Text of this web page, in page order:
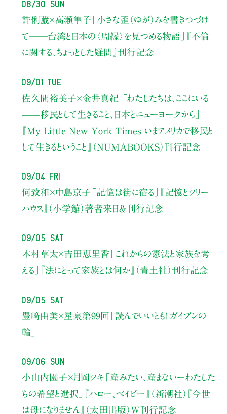
08/30 Sun
許俐葳×高瀬隼子 「小さな歪（ゆが）みを書きつづけ
て――台湾と日本の〈周縁〉を見つめる物語」
『不倫
に関する、ちょっとした疑問』刊行記念
09/01 Tue
佐久間裕美子×金井真紀 「わたしたちは、ここにいる
——移民として生きること、日本とニューヨークから」
『My Little New York Times いまアメリカで移民と
して生きるということ』（NUMABOOKS）刊行記念
09/04 Fri
何致和×中島京子 「記憶は街に宿る」
『記憶とツリー
ハウス』（小学館）著者来日＆刊行記念
09/05 Sat
木村草太×吉田恵里香 「これからの憲法と家族を考
える」
『法にとって家族とは何か』（青土社）刊行記念
09/05 Sat
豊﨑由美×星泉 第99回「読んでいいとも！ ガイブンの
輪」
09/06 Sun
小山内園子×月岡ツキ 「産みたい、産まないーわたした
ちの希望と選択」
『ハロー、ベイビー』（新潮社） 『今世
は母になりません』（太田出版）W刊行記念